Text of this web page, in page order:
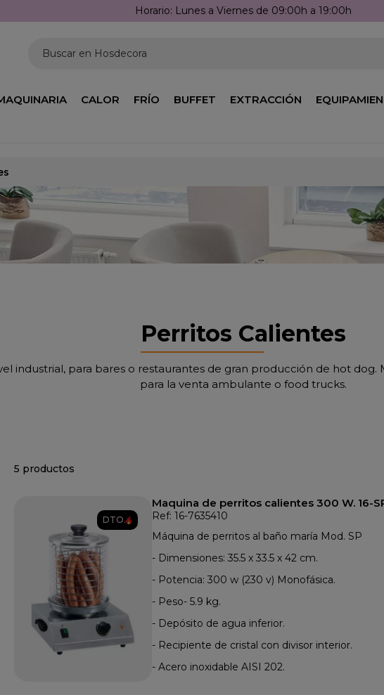
Horario: Lunes a Viernes de 09:00h a 19:00h
Buscar en Hosdecora
CALOR FRÍO BUFFET EXTRACCIÓN
Perritos Calientes
industrial, para bares o restaurantes de gran producción de hot
para la venta ambulante o food trucks.
5 productos
DTO.
Maquina de perritos calientes 300 W. 16-
Ref: 16-7635410
Máquina de perritos al baño maría Mod. SP
- Dimensiones: 35.5 x 33.5 x 42 cm.
- Potencia: 300 w (230 v) Monofásica.
- Peso- 5.9 kg.
- Depósito de agua inferior.
- Recipiente de cristal con divisor interior.
- Acero inoxidable AISI 202.